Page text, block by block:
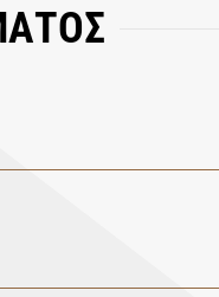
βάση από
ενθαρρύνοντας τη